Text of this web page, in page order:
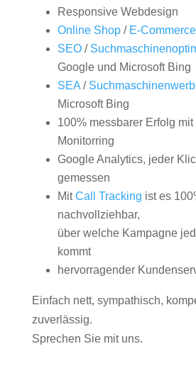
Responsive Webdesign
Online Shop/ E-Commerce
SEO/
Google und Microsoft Bing
SEA/
Microsoft Bing
100% messbarer Erfolg
Monitorring
Google Analytics, jeder
gemessen
MitCall Tracking ist es
nachvollziehbar,
über welche Kampagne
kommt
hervorragender
Einfach nett, sympathisch,
zuverlässig.
Sprechen Sie mit uns.